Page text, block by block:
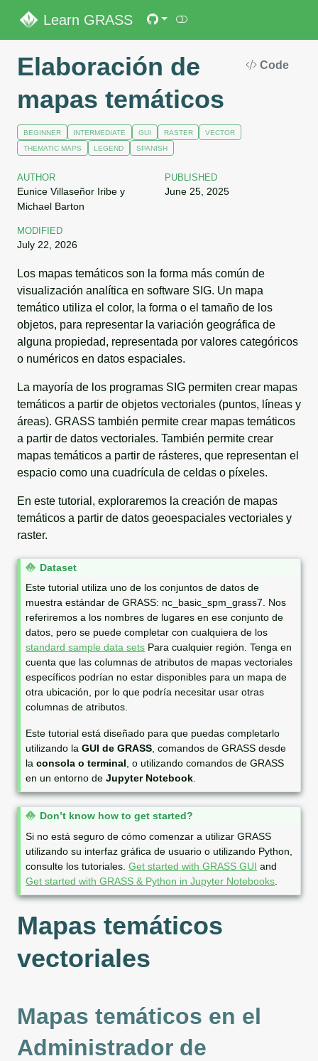
Learn GRASS
Elaboración de
mapas temáticos
Code
BEGINNER INTERMEDIATE GUI RASTER VECTOR
THEMATIC MAPS LEGEND SPANISH
AUTHOR
Eunice Villaseñor Iribe y
Michael Barton
PUBLISHED
June 25, 2025
MODIFIED
July 22, 2026
Los mapas temáticos son la forma más común de
visualización analítica en software SIG. Un mapa
temático utiliza el color, la forma o el tamaño de los
objetos, para representar la variación geográfica de
alguna propiedad, representada por valores categóricos
o numéricos en datos espaciales.
La mayoría de los programas SIG permiten crear mapas
temáticos a partir de objetos vectoriales (puntos, líneas y
áreas). GRASS también permite crear mapas temáticos
a partir de datos vectoriales. También permite crear
mapas temáticos a partir de rásteres, que representan el
espacio como una cuadrícula de celdas o píxeles.
En este tutorial, exploraremos la creación de mapas
temáticos a partir de datos geoespaciales vectoriales y
raster.
N
Dataset
Este tutorial utiliza uno de los conjuntos de datos de
muestra estándar de GRASS: nc_basic_spm_grass7. Nos
referiremos a los nombres de lugares en ese conjunto de
datos, pero se puede completar con cualquiera de los
standard sample data sets Para cualquier región. Tenga en
cuenta que las columnas de atributos de mapas vectoriales
específicos podrían no estar disponibles para un mapa de
otra ubicación, por lo que podría necesitar usar otras
columnas de atributos.
Este tutorial está diseñado para que puedas completarlo
utilizando laGUI de GRASS, comandos de GRASS desde
laconsola o terminal, o utilizando comandos de GRASS
en un entorno deJupyter Notebook.
N
Don’t know how to get started?
Si no está seguro de cómo comenzar a utilizar GRASS
utilizando su interfaz gráfica de usuario o utilizando Python,
consulte los tutoriales.Get started with GRASS GUI and
Get started with GRASS & Python in Jupyter Notebooks
Mapas temáticos
vectoriales
Mapas temáticos en el
Administrador de